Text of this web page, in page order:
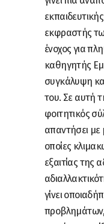
εκφραστής
ένοχος για
καθηγητής
συγκάλυψη
του. Σε αυτή
φοιτητικός
απαντήσει με
οποίες
εξαιτίας της
γίνει
προβλημάτων,